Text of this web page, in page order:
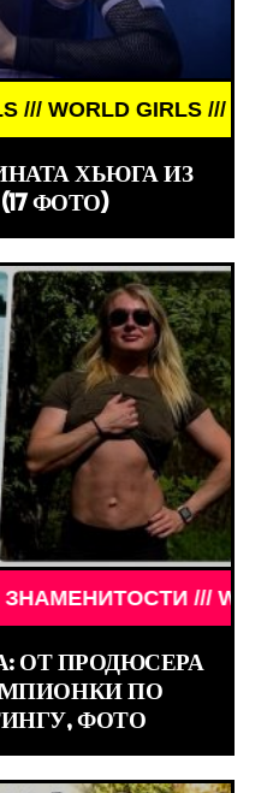
GIRLS ///
ХЬЮГА ИЗ
ФОТО)
/// WORLD
ОТ ПРОДЮСЕРА
ПО
ФОТО